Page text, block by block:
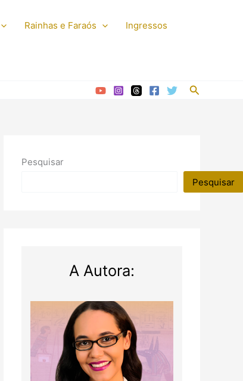
Rainhas e Faraós Ingressos
Pesquisar
Pesquisar
Pesquisar
A Autora: